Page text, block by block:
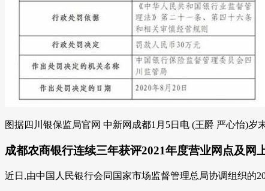
图据四川银保监局官网 中新网成都1月5日电 (王爵 严心怡)
成都农商银行连续三年获评2021年度营业网点及网
近日,由中国人民银行会同国家市场监督管理总局协调组织的